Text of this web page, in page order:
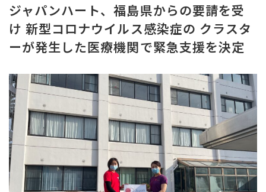
ジャパンハート、福島県からの要請を受
け 新型コロナウイルス感染症の クラスタ
ーが発生した医療機関で緊急支援を決定